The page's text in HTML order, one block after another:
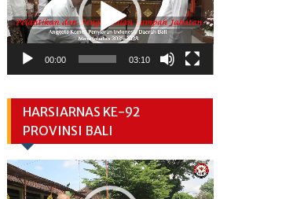
00:00 03:10
HARSIARNAS KE-92
PROVINSI BALI
Video
Player